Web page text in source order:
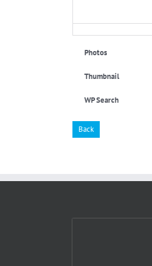
Photos
Thumbnail
WP Search
Back